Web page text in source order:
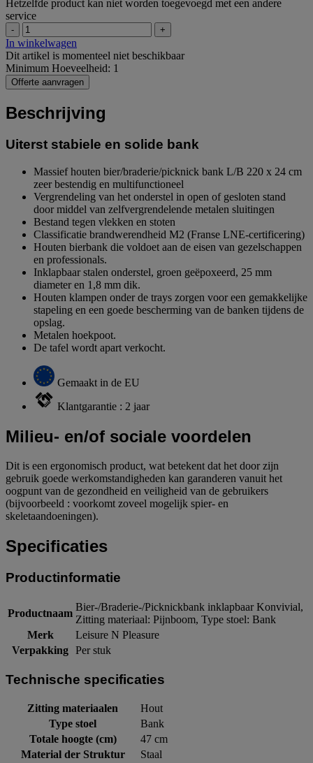
Hetzelfde product kan niet worden toegevoegd met een andere
service
- +
In winkelwagen
Dit artikel is momenteel niet beschikbaar
Minimum Hoeveelheid: 1
Offerte aanvragen
Beschrijving
Uiterst stabiele en solide bank
Massief houten bier/braderie/picknick bank L/B 220 x 24 cm
zeer bestendig en multifunctioneel
Vergrendeling van het onderstel in open of gesloten stand
door middel van zelfvergrendelende metalen sluitingen
Bestand tegen vlekken en stoten
Classificatie brandwerendheid M2 (Franse LNE-certificering)
Houten bierbank die voldoet aan de eisen van gezelschappen
en professionals.
Inklapbaar stalen onderstel, groen geëpoxeerd, 25 mm
diameter en 1,8 mm dik.
Houten klampen onder de trays zorgen voor een gemakkelijke
stapeling en een goede bescherming van de banken tijdens de
opslag.
Metalen hoekpoot.
De tafel wordt apart verkocht.
Gemaakt in de EU
Klantgarantie : 2 jaar
Milieu- en/of sociale voordelen
Dit is een ergonomisch product, wat betekent dat het door zijn
gebruik goede werkomstandigheden kan garanderen vanuit het
oogpunt van de gezondheid en veiligheid van de gebruikers
(bijvoorbeeld : voorkomt zoveel mogelijk spier- en
skeletaandoeningen).
Specificaties
Productinformatie
Productnaam
Bier-/Braderie-/Picknickbank inklapbaar Konvivial,
Zitting materiaal: Pijnboom, Type stoel: Bank
Merk
Leisure N Pleasure
Verpakking Per stuk
Technische specificaties
Zitting materiaalen
Hout
Type stoel
Bank
Totale hoogte (cm)
47 cm
Material der Struktur
Staal